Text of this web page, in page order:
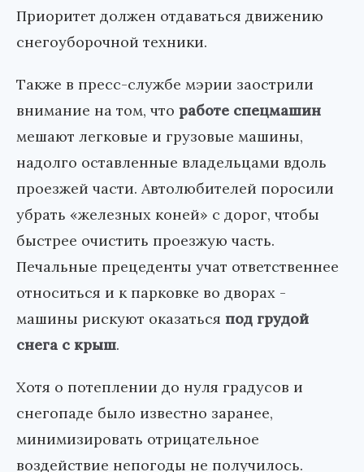
Приоритет должен отдаваться движению
снегоуборочной техники.
Также в пресс-службе мэрии заострили
внимание на том, что работе спецмашин
мешают легковые и грузовые машины,
надолго оставленные владельцами вдоль
проезжей части. Автолюбителей поросили
убрать «железных коней» с дорог, чтобы
быстрее очистить проезжую часть.
Печальные прецеденты учат ответственнее
относиться и к парковке во дворах -
машины рискуют оказаться под грудой
снега с крыш.
Хотя о потеплении до нуля градусов и
снегопаде было известно заранее,
минимизировать отрицательное
воздействие непогоды не получилось.